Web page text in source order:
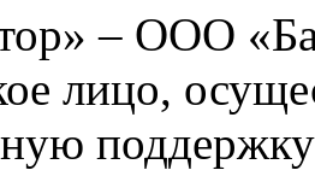
– ООО
лицо,